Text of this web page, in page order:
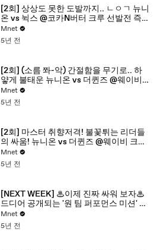
[2회] 상상도 못한 도발까지.. ㄴㅇㄱ 뉴니
온 vs 뉙스 @코카N버터 크루 선발전 즉흥
배틀
Mnet
5년 전
[2회] (소름 쫘-악) 간절함을 무기로.. 하
얗게 불태운 뉴니온 vs 더퀸즈 @웨이비
크루 선발전 즉흥 배틀 2라운드
Mnet
5년 전
[2회] 마스터 취향저격! 불꽃튀는 리더들
의 싸움! 뉴니온 vs 더퀸즈 @웨이비 크루
선발전 즉흥 배틀 1라운드
Mnet
5년 전
[NEXT WEEK] ♨이제 진짜 싸워 보자♨
드디어 공개되는 '원 팀 퍼포먼스 미션' 크
루들의 가면 속 정체!
Mnet
5년 전